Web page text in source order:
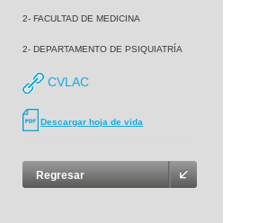
2- FACULTAD DE MEDICINA
2- DEPARTAMENTO DE PSIQUIATRÍA
CVLAC
Descargar hoja de vida
Regresar